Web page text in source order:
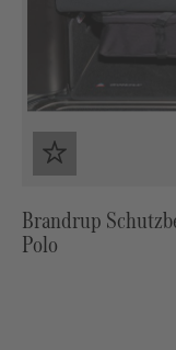
Brandrup
Polo